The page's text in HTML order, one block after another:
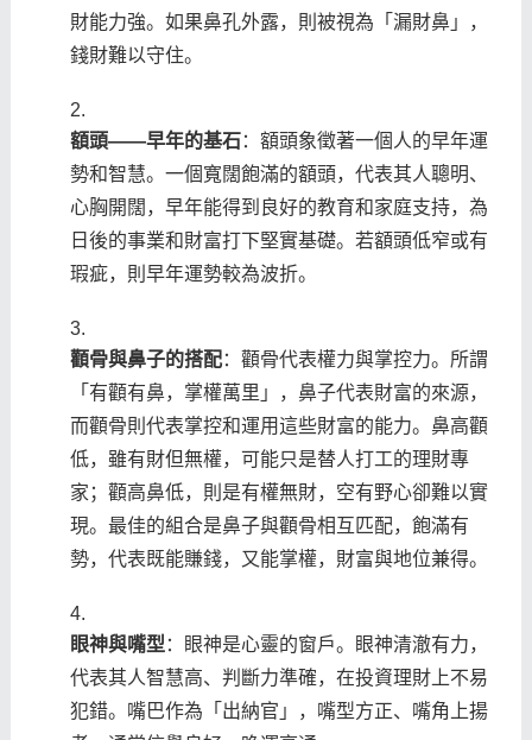
財能力強。如果鼻孔外露，則被視為「漏財鼻」，
錢財難以守住。
額頭——早年的基石：額頭象徵著一個人的早年運
勢和智慧。一個寬闊飽滿的額頭，代表其人聰明、
心胸開闊，早年能得到良好的教育和家庭支持，為
日後的事業和財富打下堅實基礎。若額頭低窄或有
瑕疵，則早年運勢較為波折。
顴骨與鼻子的搭配：顴骨代表權力與掌控力。所謂
「有顴有鼻，掌權萬里」，鼻子代表財富的來源，
而顴骨則代表掌控和運用這些財富的能力。鼻高顴
低，雖有財但無權，可能只是替人打工的理財專
家；顴高鼻低，則是有權無財，空有野心卻難以實
現。最佳的組合是鼻子與顴骨相互匹配，飽滿有
勢，代表既能賺錢，又能掌權，財富與地位兼得。
眼神與嘴型 ：眼神是心靈的窗戶。眼神清澈有力，
代表其人智慧高、判斷力準確，在投資理財上不易
犯錯。嘴巴作為「出納官」，嘴型方正、嘴角上揚